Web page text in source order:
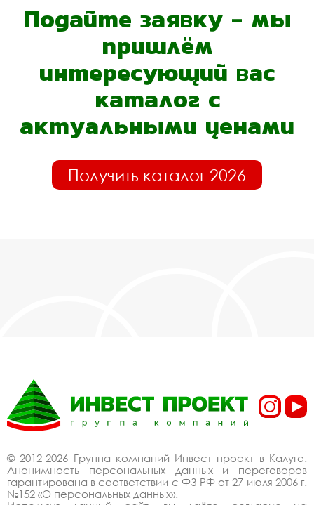
Подайте заявку - мы
пришлём
интересующий вас
каталог с
актуальными ценами
Получить каталог 2026
© 2012-2026 Группа компаний Инвест проект в Калуге.
Анонимность персональных данных и переговоров
гарантирована в соответствии с ФЗ РФ от 27 июля 2006 г.
№152 «О персональных данных».